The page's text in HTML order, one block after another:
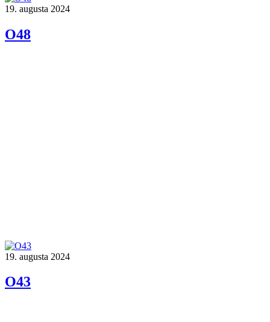
19. augusta 2024
O48
19. augusta 2024
O43